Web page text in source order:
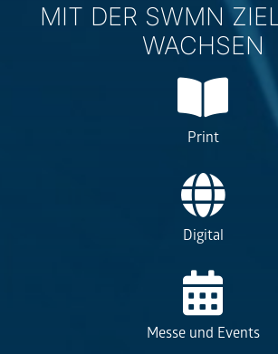
MIT DER SWMN
WACHSEN
Print
Digital
Messe und Events